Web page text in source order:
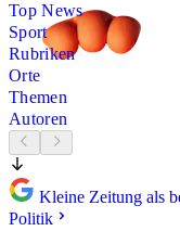
Top News
Sport
Rubriken
Orte
Themen
Autoren
Kleine Zeitung als
Politik